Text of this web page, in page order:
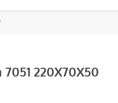
220X70X50